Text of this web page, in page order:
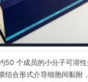
50 个成员的小分子可溶
结合形式介导细胞间黏附